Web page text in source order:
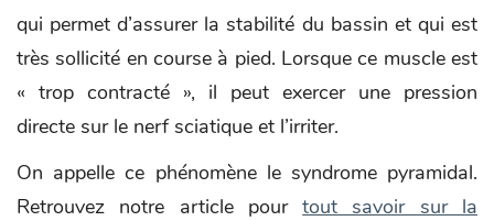
qui permet d’assurer la stabilité du bassin et qui est
très sollicité en course à pied. Lorsque ce muscle est
« trop contracté », il peut exercer une pression
directe sur le nerf sciatique et l’irriter.
On appelle ce phénomène le syndrome pyramidal.
Retrouvez notre article pourtout savoir sur la